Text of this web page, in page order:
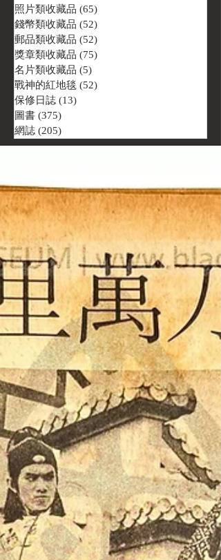
照片類收藏品 (65)
錢幣類收藏品 (52)
郵品類收藏品 (52)
獎章類收藏品 (75)
名片類收藏品 (5)
戰神的紅地毯 (52)
保修日誌 (13)
圖書 (375)
網誌 (205)